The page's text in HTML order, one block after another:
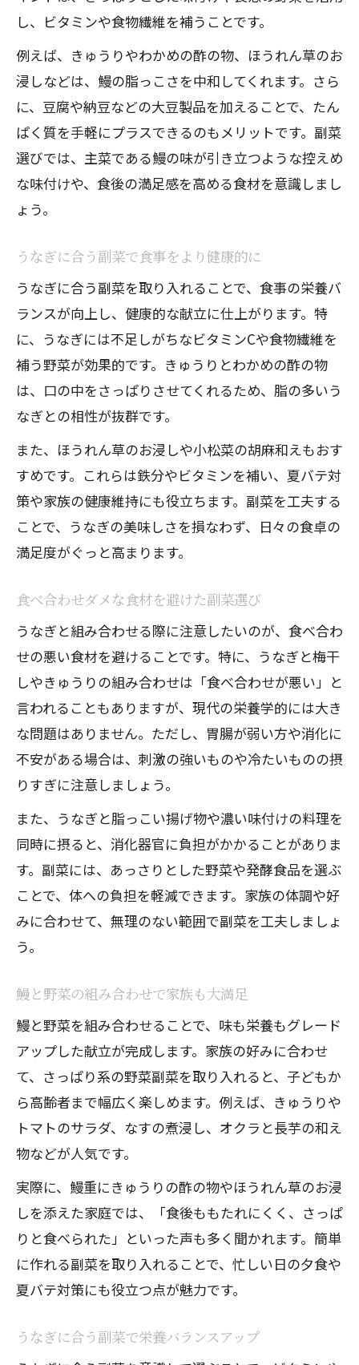
し、ビタミンや食物繊維を補うことです。
例えば、きゅうりやわかめの酢の物、ほうれん草のお
浸しなどは、鰻の脂っこさを中和してくれます。さら
に、豆腐や納豆などの大豆製品を加えることで、たん
ぱく質を手軽にプラスできるのもメリットです。副菜
選びでは、主菜である鰻の味が引き立つような控えめ
な味付けや、食後の満足感を高める食材を意識しまし
ょう。
うなぎに合う副菜で食事をより健康的に
うなぎに合う副菜を取り入れることで、食事の栄養バ
ランスが向上し、健康的な献立に仕上がります。特
に、うなぎには不足しがちなビタミンCや食物繊維を
補う野菜が効果的です。きゅうりとわかめの酢の物
は、口の中をさっぱりさせてくれるため、脂の多いう
なぎとの相性が抜群です。
また、ほうれん草のお浸しや小松菜の胡麻和えもおす
すめです。これらは鉄分やビタミンを補い、夏バテ対
策や家族の健康維持にも役立ちます。副菜を工夫する
ことで、うなぎの美味しさを損なわず、日々の食卓の
満足度がぐっと高まります。
食べ合わせダメな食材を避けた副菜選び
うなぎと組み合わせる際に注意したいのが、食べ合わ
せの悪い食材を避けることです。特に、うなぎと梅干
しやきゅうりの組み合わせは「食べ合わせが悪い」と
言われることもありますが、現代の栄養学的には大き
な問題はありません。ただし、胃腸が弱い方や消化に
不安がある場合は、刺激の強いものや冷たいものの摂
りすぎに注意しましょう。
また、うなぎと脂っこい揚げ物や濃い味付けの料理を
同時に摂ると、消化器官に負担がかかることがありま
す。副菜には、あっさりとした野菜や発酵食品を選ぶ
ことで、体への負担を軽減できます。家族の体調や好
みに合わせて、無理のない範囲で副菜を工夫しましょ
う。
鰻と野菜の組み合わせで家族も大満足
鰻と野菜を組み合わせることで、味も栄養もグレード
アップした献立が完成します。家族の好みに合わせ
て、さっぱり系の野菜副菜を取り入れると、子どもか
ら高齢者まで幅広く楽しめます。例えば、きゅうりや
トマトのサラダ、なすの煮浸し、オクラと長芋の和え
物などが人気です。
実際に、鰻重にきゅうりの酢の物やほうれん草のお浸
しを添えた家庭では、「食後ももたれにくく、さっぱ
りと食べられた」といった声も多く聞かれます。簡単
に作れる副菜を取り入れることで、忙しい日の夕食や
夏バテ対策にも役立つ点が魅力です。
うなぎに合う副菜で栄養バランスアップ